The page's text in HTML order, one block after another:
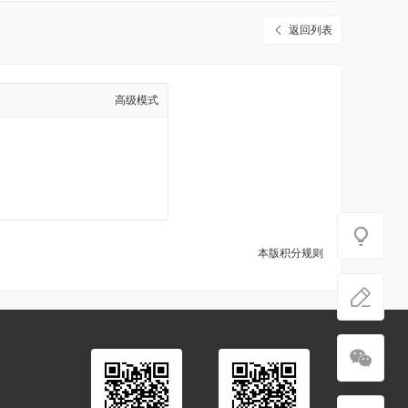
返回列表
高级模式
本版积分规则